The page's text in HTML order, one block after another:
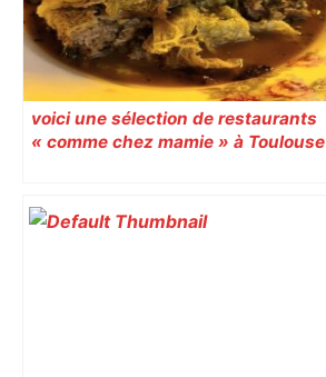
voici une sélection de restaurants
« comme chez mamie » à Toulouse